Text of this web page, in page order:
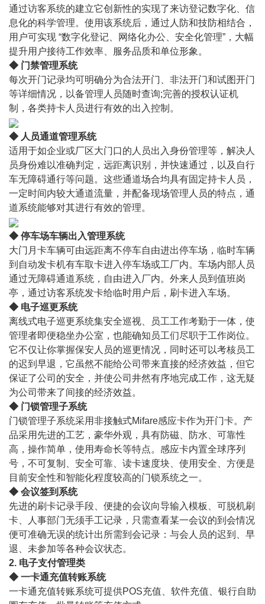
通过访客系统的建立它创新性的实现了来访登记数字化、信
息化的科学管理。使用该系统后，通过人防和技防相结合，
用户可实现 “数字化登记、网络化办公、安全化管理”，大幅
提升用户接待工作效率、服务品质和单位形象。
◆ 门禁管理系统
每次开门记录均可明确分为合法开门、非法开门和试图开门
等详细情况，以备管理人员随时查询;完善的授权认证机
制，各类持卡人员进行有效的出入控制。
◆ 人员通道管理系统
适用于如企业或厂区大门口的人员出入身份管理等，解决人
员身份难以准确判定，远距离识别，并快速通过，以及自行
车无障碍通行等问题。这些通道场合均具有固定持卡人员，
一定时间内较大通道流量，并配备现场管理人员的特点，通
道系统能够对其进行有效的管理。
◆ 停车场车辆出入管理系统
大门月卡车辆可由远距离不停车自由进出停车场，临时车辆
到自动发卡机有车取卡进入停车场或工厂内。车场内部人员
通过无障碍通道系统，自由进入厂内。外来人员到值班岗
亭，通过访客系统发卡给临时用户后，刷卡进入车场。
◆ 电子巡更系统
离线式电子巡更系统集安全巡视、员工工作考勤于一体，使
管理者即便稳坐办公室，也能确知员工们尽职于工作岗位。
它不仅让你掌握保安人员的巡更情况，同时还可以考核员工
的迟到早退，它虽然不能给公司带来直接的经济效益，但它
保证了公司的安全，并使公司井然有序地完成工作，这无疑
为公司带来了间接的经济效益。
◆ 门锁管理子系统
门锁管理子系统采用非接触式Mifare感应卡作为开门卡。产
品采用先进的工艺，豪华外观，具有防磁、防水、可靠性
高，操作简单，使用寿命长等特点。感应卡内置全球序列
号，不可复制、安全可靠、读卡速度块、使用安全、方便是
目前安全性和智能化程度较高的门锁系统之一。
◆ 会议签到系统
先进的刷卡记录手段、便捷的会议向导输入模板、可脱机刷
卡、人事部门无须手工记录，只需查看某一会议的到会情况
便可准确无误的统计出所需到会记录：与会人员的迟到、早
退、未参加等各种会议状态。
2. 电子支付管理类
◆ 一卡通充值转账系统
一卡通充值转账系统可提供POS充值、软件充值、银行自助